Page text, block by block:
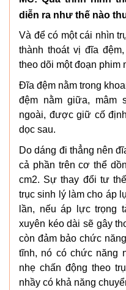
diễn ra như thế nào
Và để có một cái nhìn
thành thoát vị đĩa
theo dõi một đoạn phim
Đĩa đệm nằm trong
đệm nằm giữa, mâm
ngoài, được giữ cố
dọc sau.
Do dáng đi thẳng nên
cả phần trên cơ thể
cm2. Sự thay đổi tư
trục sinh lý làm cho áp
lần, nếu áp lực trọng
xuyên kéo dài sẽ gây
còn đảm bảo chức
tĩnh, nó có chức năng
nhẹ chấn động theo
nhầy có khả năng